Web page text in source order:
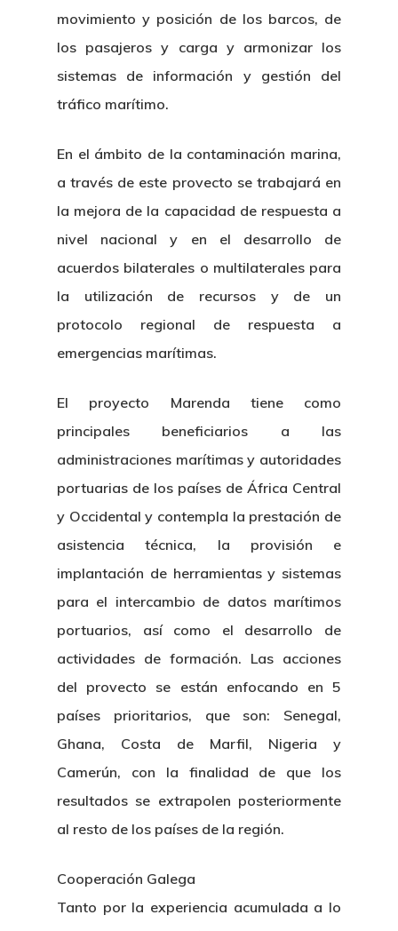
movimiento y posición de los barcos, de
los pasajeros y carga y armonizar los
sistemas de información y gestión del
tráfico marítimo.
En el ámbito de la contaminación marina,
a través de este provecto se trabajará en
la mejora de la capacidad de respuesta a
nivel nacional y en el desarrollo de
acuerdos bilaterales o multilaterales para
la utilización de recursos y de un
protocolo regional de respuesta a
emergencias marítimas.
El proyecto Marenda tiene como
principales beneficiarios a las
administraciones marítimas y autoridades
portuarias de los países de África Central
y Occidental y contempla la prestación de
asistencia técnica, la provisión e
implantación de herramientas y sistemas
para el intercambio de datos marítimos
portuarios, así como el desarrollo de
actividades de formación. Las acciones
del provecto se están enfocando en 5
países prioritarios, que son: Senegal,
Ghana, Costa de Marfil, Nigeria y
Camerún, con la finalidad de que los
resultados se extrapolen posteriormente
al resto de los países de la región.
Cooperación Galega
Tanto por la experiencia acumulada a lo
Nosotros
Organización
Novedades
Eventos
Publicaciones